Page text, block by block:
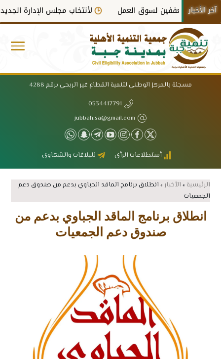
آخر الأخبارلسوق العمل لأنتخاب مجلس الإدارة الجديد في
مسجلة بالمركز الوطني لتنمية القطاع غير الربحي برقم 4288
0534417791
jubbah.sa@gmail.com
أستطلاعات الرأي للبلاغات والشكاوي
الرئيسية » الأخبار » انطلاق برنامج الماقد الجباوي بدعم من صندوق دعم
الجمعيات
انطلاق برنامج الماقد الجباوي بدعم من
صندوق دعم الجمعيات